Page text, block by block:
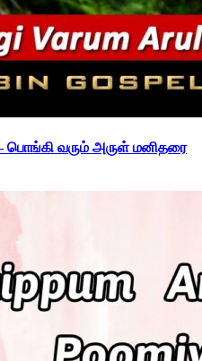
பொங்கி வரும் அருள் மனிதரை